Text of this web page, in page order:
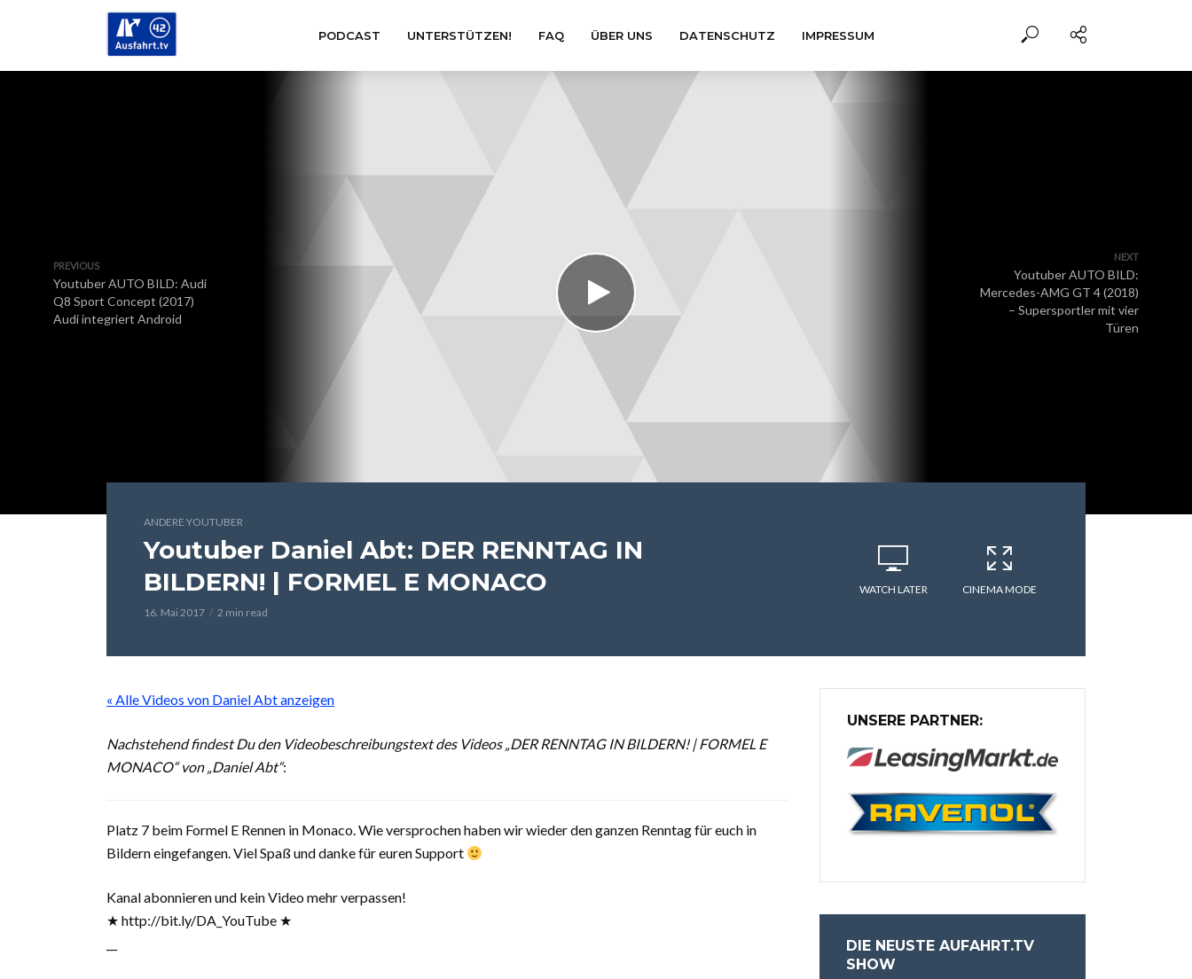
PODCAST UNTERSTÜTZEN! FAQ ÜBER UNS DATENSCHUTZ IMPRESSUM
PREVIOUS
Youtuber AUTO BILD: Audi
Q8 Sport Concept (2017)
Audi integriert Android
NEXT
Youtuber AUTO BILD:
Mercedes-AMG GT 4 (2018)
– Supersportler mit vier
Türen
ANDERE YOUTUBER
Youtuber Daniel Abt: DER RENNTAG IN
BILDERN! | FORMEL E MONACO
16. Mai 2017 2 min read
WATCH LATER CINEMA MODE
« Alle Videos von Daniel Abt anzeigen
Nachstehend findest Du den Videobeschreibungstext des Videos „DER RENNTAG IN BILDERN! | FORMEL E
MONACO“ von „Daniel Abt“:
Platz 7 beim Formel E Rennen in Monaco. Wie versprochen haben wir wieder den ganzen Renntag für euch in
Bildern eingefangen. Viel Spaß und danke für euren Support
Kanal abonnieren und kein Video mehr verpassen!
★ http://bit.ly/DA_YouTube ★
UNSERE PARTNER:
DIE NEUSTE AUFAHRT.TV
SHOW